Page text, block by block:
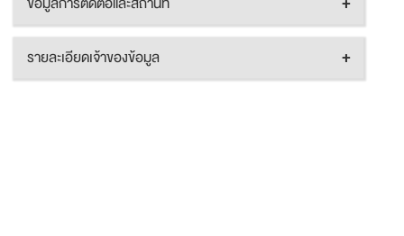
รายละเอียดเจ้าของข้อมูล +